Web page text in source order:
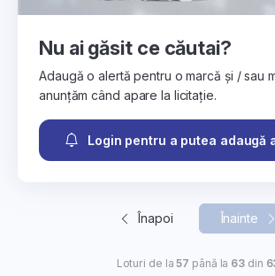
Nu ai găsit ce căutai?
Adaugă o alertă pentru o marcă și / sau
anunțăm când apare la licitație.
Login pentru a putea adaugă
Înapoi Înainte
Loturi de la57 până la 63 din